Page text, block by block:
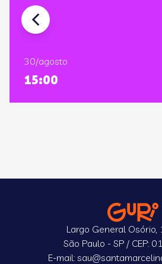
30/agosto
15:00
Largo General Osório,
São Paulo - SP / CEP:
E-mail: